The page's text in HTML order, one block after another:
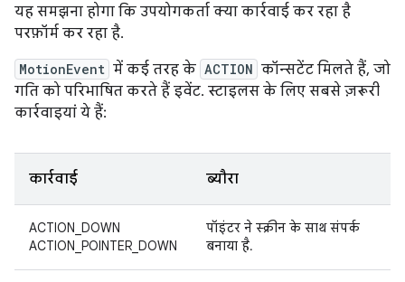
यह समझना होगा कि उपयोगकर्ता क्या कार्रवाई कर रहा है
परफ़ॉर्म कर रहा है.
MotionEvent में कई तरह के ACTION कॉन्सटेंट मिलते हैं, जो
गति को परिभाषित करते हैं इवेंट. स्टाइलस के लिए सबसे ज़रूरी
कार्रवाइयां ये हैं:
कार्रवाई ब्यौरा
ACTION_DOWN
ACTION_POINTER_DOWN
पॉइंटर ने स्क्रीन के साथ संपर्क
बनाया है.